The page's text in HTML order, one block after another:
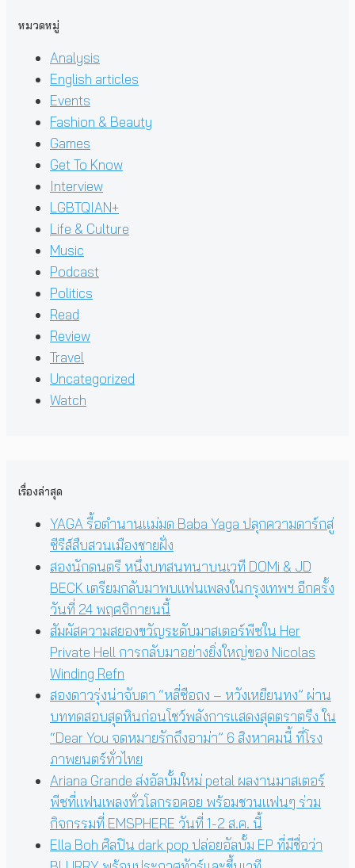
หมวดหมู่
Analysis
English articles
Events
Fashion & Beauty
Games
Get To Know
Interview
LGBTQIAN+
Life & Culture
Music
Podcast
Politics
Read
Review
Travel
Uncategorized
Watch
เรื่องล่าสุด
YAGA รื้อตำนานแม่มด Baba Yaga ปลุกความดาร์กสู่
ซีรีส์สืบสวนเมืองชายฝั่ง
สองนักดนตรี หนึ่งบทสนทนาบนเวที DOMi & JD
BECK เตรียมกลับมาพบแฟนเพลงในกรุงเทพฯ อีกครั้ง
วันที่ 24 พฤศจิกายนนี้
สัมผัสความสยองขวัญระดับมาสเตอร์พีซใน Her
Private Hell การกลับมาอย่างยิ่งใหญ่ของ Nicolas
Winding Refn
สองดาวรุ่งน่าจับตา “หลี่ซือถง – หวังเหยียนทง” ผ่าน
บททดสอบสุดหินก่อนโชว์พลังการแสดงสุดตราตรึง ใน
“Dear You จดหมายรักถึงอาม่า” 6 สิงหาคมนี้ ที่โรง
ภาพยนตร์ทั่วไทย
Ariana Grande ส่งอัลบั้มใหม่ petal ผลงานมาสเตอร์
พีซที่แฟนเพลงทั่วโลกรอคอย พร้อมชวนแฟนๆ ร่วม
กิจกรรมที่ EMSPHERE วันที่ 1-2 ส.ค. นี้
Ella Boh ศิลปิน dark pop ปล่อยอัลบั้ม EP ที่มีชื่อว่า